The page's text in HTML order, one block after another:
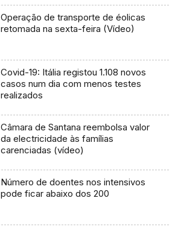
Operação de transporte de éolicas
retomada na sexta-feira (Vídeo)
Covid-19: Itália registou 1.108 novos
casos num dia com menos testes
realizados
Câmara de Santana reembolsa valor
da electricidade às famílias
carenciadas (vídeo)
Número de doentes nos intensivos
pode ficar abaixo dos 200